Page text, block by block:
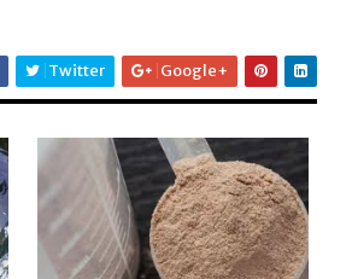
Twitter Google+